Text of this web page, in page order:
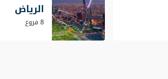
الرياض
8 فروع